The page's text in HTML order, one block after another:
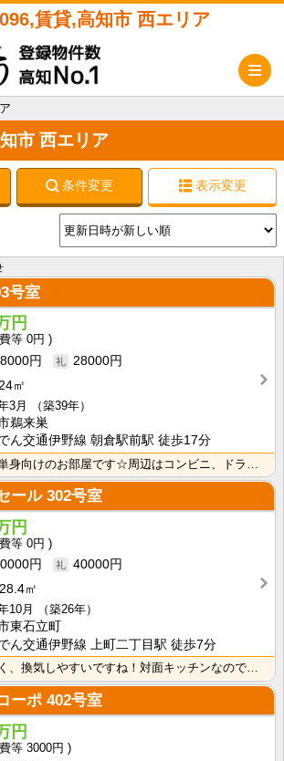
賃貸,高知市 西エリア
市 西エリア
条件変更 表示変更
号室
円
0円
円
28000円
㎡
3月
（築39年）
鵜来巣
ん交通伊野線 朝倉駅前駅 徒歩17分
高知大学生大歓迎の単身向けのお部屋です☆周辺はコンビニ、ドラッグストア有ります！！
ール302号室
円
0円
円
40000円
28.4㎡
10月
（築26年）
東石立町
ん交通伊野線 上町二丁目駅 徒歩7分
端部屋なので窓が多く、換気しやすいですね！対面キッチンなのでお料理中の視野も開放的♪ バス・トイレ別･･･
ーポ 402号室
円
3000円